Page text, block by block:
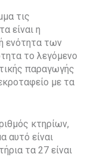
τις
είναι η
ενότητα των
το λεγόμενο
παραγωγής
με τα
κτηρίων,
αυτό είναι
τα 27 είναι